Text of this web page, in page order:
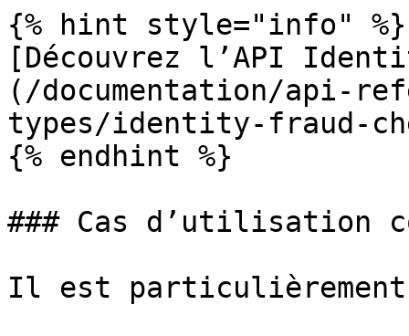
{% hint style="info" %}
[Découvrez l’API
(/documentation/api-
types/identity-fraud-
{% endhint %}
### Cas d’utilisation
Il est